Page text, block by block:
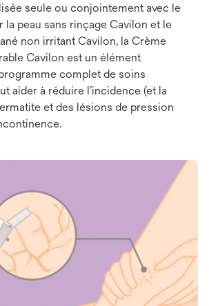
seule ou conjointement avec le
la peau sans rinçage Cavilon et le
non irritant Cavilon, la Crème
Cavilon est un élément
complet de soins
aider à réduire l’incidence (et la
et des lésions de pression